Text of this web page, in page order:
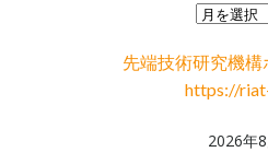
ア
カ
イ
先端技術研究機
https://
2026年8